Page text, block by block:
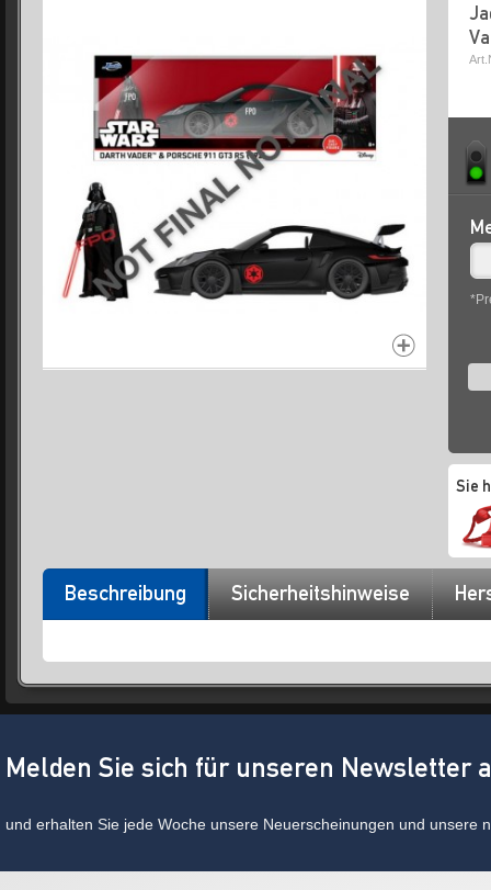
Sie
Beschreibung Sicherheitshinweise
Melden Sie sich für unseren Newsletter
und erhalten Sie jede Woche unsere Neuerscheinungen und unsere